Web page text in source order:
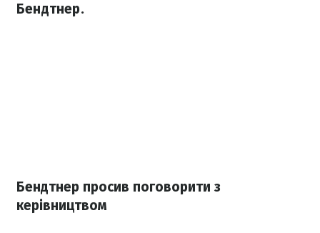
Бендтнер.
Бендтнер просив поговорити з
керівництвом